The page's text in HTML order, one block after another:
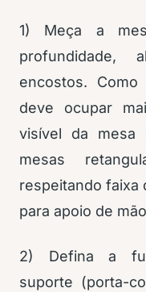
1) Meça a
profundidade,
encostos.
deve ocupar
visível da mesa
mesas
respeitando faixa
para apoio de
2) Defina a
suporte (porta-